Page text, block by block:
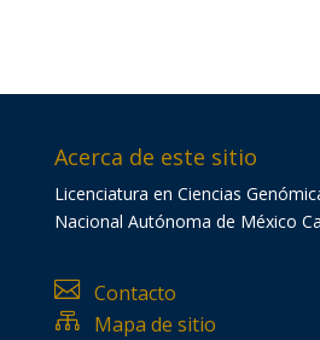
Acerca de este sitio
Licenciatura en Ciencias
Nacional Autónoma de México
 Contacto
 Mapa de sitio